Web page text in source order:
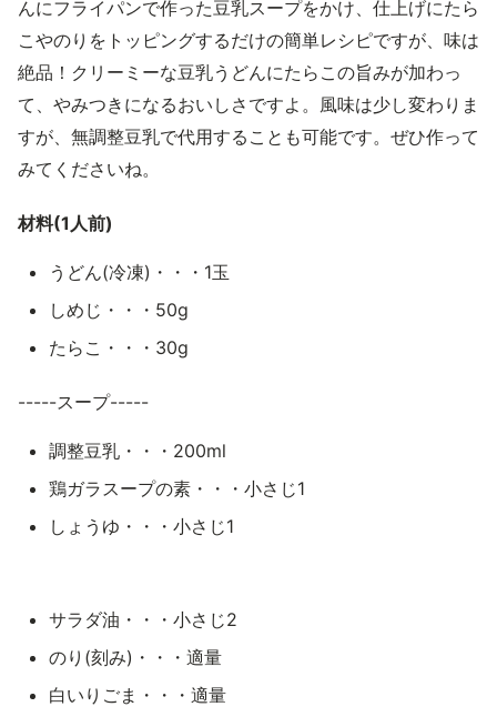
んにフライパンで作った豆乳スープをかけ、仕上げにたら
こやのりをトッピングするだけの簡単レシピですが、味は
絶品！クリーミーな豆乳うどんにたらこの旨みが加わっ
て、やみつきになるおいしさですよ。風味は少し変わりま
すが、無調整豆乳で代用することも可能です。ぜひ作って
みてくださいね。
材料(1人前)
うどん(冷凍)・・・1玉
しめじ・・・50g
たらこ・・・30g
-----スープ-----
調整豆乳・・・200ml
鶏ガラスープの素・・・小さじ1
しょうゆ・・・小さじ1
サラダ油・・・小さじ2
のり(刻み)・・・適量
白いりごま・・・適量